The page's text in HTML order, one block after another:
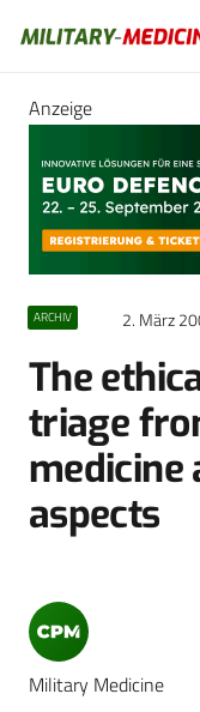
Anzeige
ARCHIV 2. März
The
triage
aspects
Military Medicine